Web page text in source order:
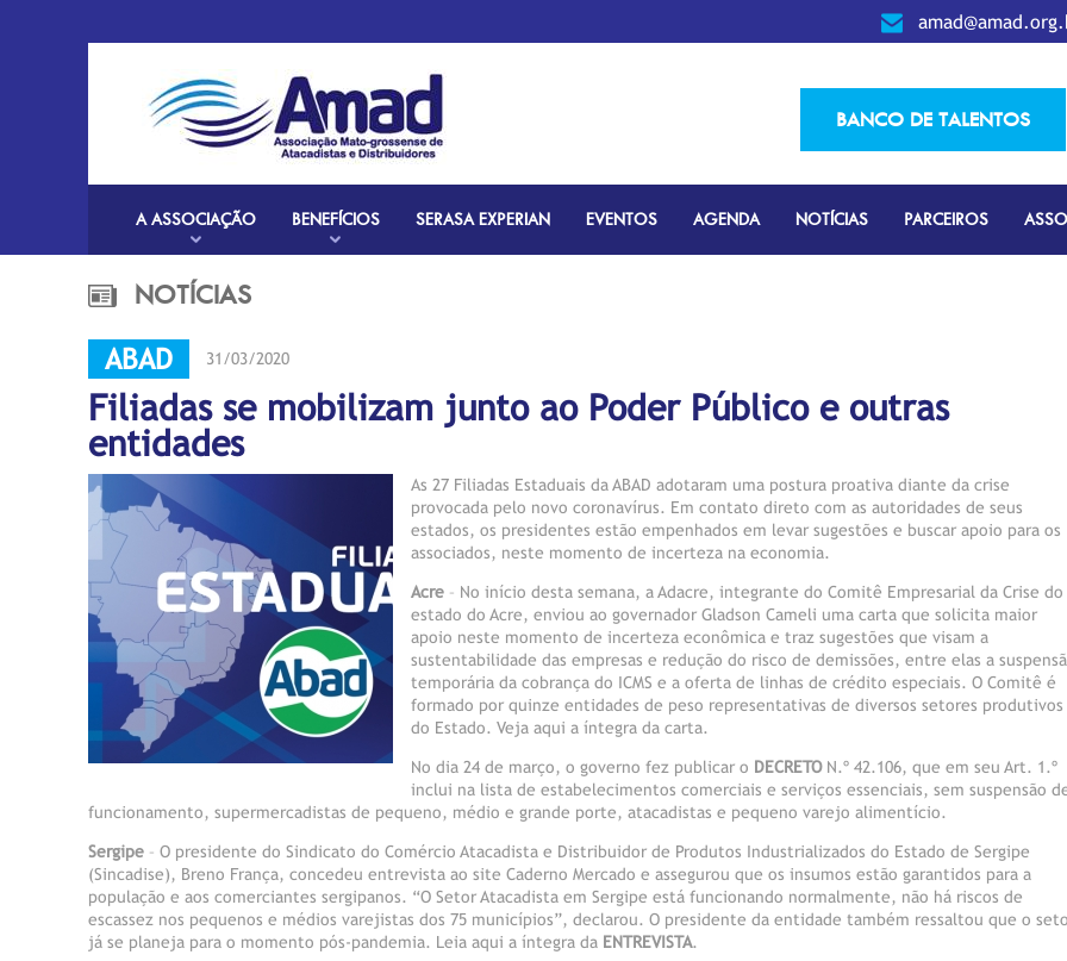
BANCO DE TALENTOS
A ASSOCIAÇÃO BENEFÍCIOS SERASA EXPERIAN EVENTOS AGENDA NOTÍCIAS PARCEIROS
NOTÍCIAS
ABAD 31/03/2020
Filiadas se mobilizam junto ao Poder Público e outras
entidades
As 27 Filiadas Estaduais da ABAD adotaram uma postura proativa diante da crise
provocada pelo novo coronavírus. Em contato direto com as autoridades de seus
estados, os presidentes estão empenhados em levar sugestões e buscar apoio para os
associados, neste momento de incerteza na economia.
Acre – No início desta semana, a Adacre, integrante do Comitê Empresarial da Crise do
estado do Acre, enviou ao governador Gladson Cameli uma carta que solicita maior
apoio neste momento de incerteza econômica e traz sugestões que visam a
sustentabilidade das empresas e redução do risco de demissões, entre elas a
temporária da cobrança do ICMS e a oferta de linhas de crédito especiais. O Comitê é
formado por quinze entidades de peso representativas de diversos setores produtivos
do Estado. Veja aqui a íntegra da carta.
No dia 24 de março, o governo fez publicar o DECRETON.º 42.106, que em seu Art. 1.º
inclui na lista de estabelecimentos comerciais e serviços essenciais, sem suspensão
funcionamento, supermercadistas de pequeno, médio e grande porte, atacadistas e pequeno varejo alimentício.
Sergipe – O presidente do Sindicato do Comércio Atacadista e Distribuidor de Produtos Industrializados do Estado de Sergipe
(Sincadise), Breno França, concedeu entrevista ao site Caderno Mercado e assegurou que os insumos estão garantidos para a
população e aos comerciantes sergipanos. “O Setor Atacadista em Sergipe está funcionando normalmente, não há riscos de
escassez nos pequenos e médios varejistas dos 75 municípios”, declarou. O presidente da entidade também ressaltou que o
já se planeja para o momento pós-pandemia. Leia aqui a íntegra da ENTREVISTA.